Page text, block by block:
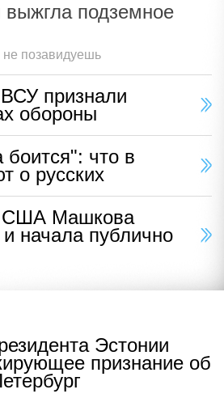
подземное
позавидуешь
признали
обороны
боится": что в
о русских
США Машкова
начала публично
Эстонии
признание об